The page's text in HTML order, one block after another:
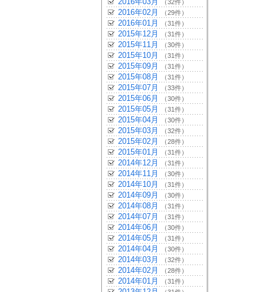
（32件）
2016年02月 （29件）
2016年01月 （31件）
2015年12月 （31件）
2015年11月 （30件）
2015年10月 （31件）
2015年09月 （31件）
2015年08月 （31件）
2015年07月 （33件）
2015年06月 （30件）
2015年05月 （31件）
2015年04月 （30件）
2015年03月 （32件）
2015年02月 （28件）
2015年01月 （31件）
2014年12月 （31件）
2014年11月 （30件）
2014年10月 （31件）
2014年09月 （30件）
2014年08月 （31件）
2014年07月 （31件）
2014年06月 （30件）
2014年05月 （31件）
2014年04月 （30件）
2014年03月 （32件）
2014年02月 （28件）
2014年01月 （31件）